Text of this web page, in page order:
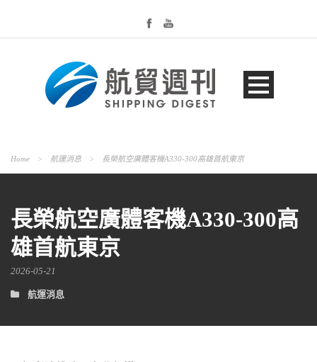
Home > 航運消息 > 長榮航空廣體客機A330-300高雄首航東京
長榮航空廣體客機A330-300高
雄首航東京
2026-05-21
航運消息